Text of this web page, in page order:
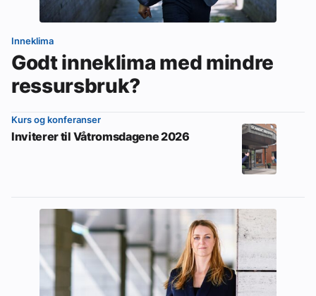
Inneklima
Godt inneklima med mindre
ressursbruk?
Kurs og konferanser
Inviterer til Våtromsdagene 2026